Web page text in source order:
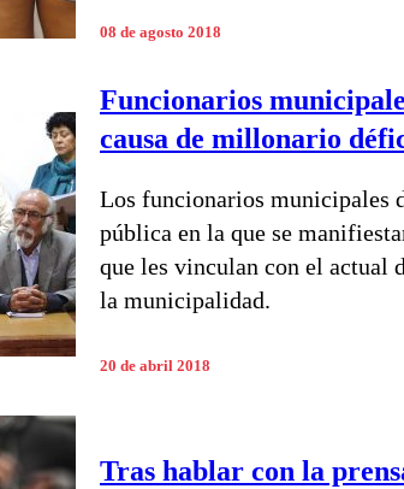
08 de agosto 2018
Funcionarios
causa de millonario
Los funcionarios municipales
pública en la que se
que les vinculan con el
la municipalidad.
20 de abril 2018
Tras hablar con la